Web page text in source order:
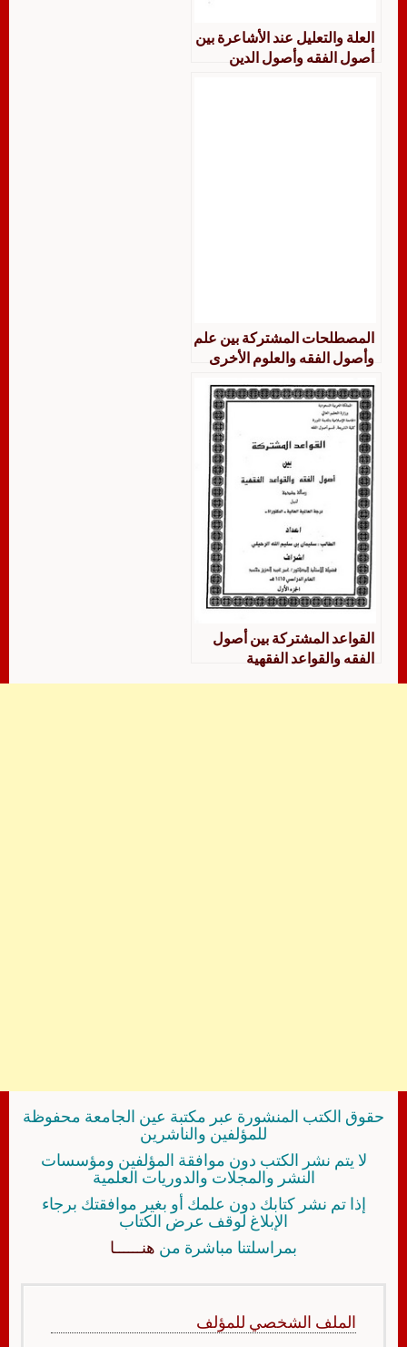
العلة والتعليل عند الأشاعرة بين
أصول الفقه وأصول الدين
المصطلحات المشتركة بين علم
وأصول الفقه والعلوم الأخرى
القواعد المشتركة بين أصول
الفقه والقواعد الفقهية
حقوق الكتب المنشورة عبر مكتبة عين الجامعة محفوظة
للمؤلفين والناشرين
لا يتم نشر الكتب دون موافقة المؤلفين ومؤسسات
النشر والمجلات والدوريات العلمية
إذا تم نشر كتابك دون علمك أو بغير موافقتك برجاء
الإبلاغ لوقف عرض الكتاب
بمراسلتنا مباشرة من هنــــــا
الملف الشخصي للمؤلف